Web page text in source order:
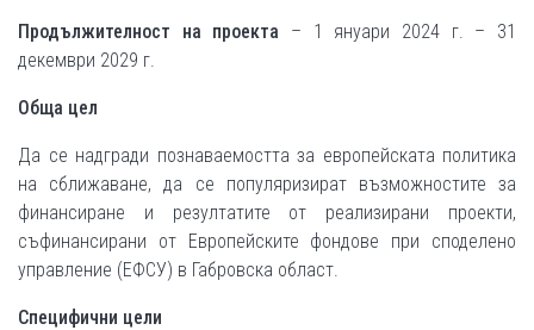
Продължителност на проекта – 1 януари 2024 г. – 31
декември 2029 г.
Обща цел
Да се надгради познаваемостта за европейската политика
на сближаване, да се популяризират възможностите за
финансиране и резултатите от реализирани проекти,
съфинансирани от Европейските фондове при споделено
управление (ЕФСУ) в Габровска област.
Специфични цели